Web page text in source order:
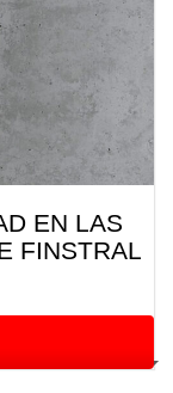
EN LAS
FINSTRAL